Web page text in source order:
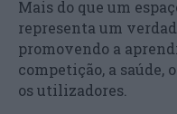
Mais do que um
representa um
promovendo a
competição, a saúde,
os utilizadores.